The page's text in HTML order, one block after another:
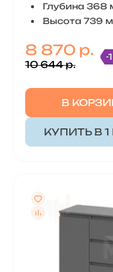
Глубина 368
Высота 739
8 870 р.
10 644 р.
-
В
КУПИТЬ В